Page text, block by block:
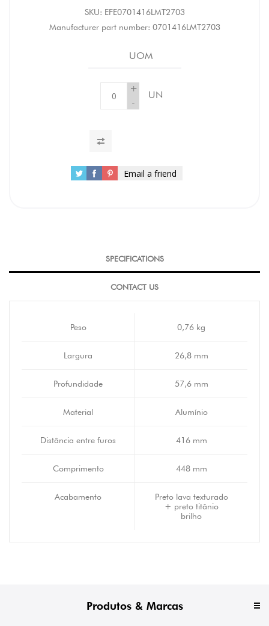
SKU: EFE0701416LMT2703
Manufacturer part number: 0701416LMT2703
UOM
+
-
UN
Email a friend
SPECIFICATIONS
CONTACT US
Peso 0,76 kg
Largura 26,8 mm
Profundidade 57,6 mm
Material Alumínio
Distância entre furos 416 mm
Comprimento 448 mm
Acabamento
Preto lava texturado
+ preto titânio
brilho
Produtos & Marcas